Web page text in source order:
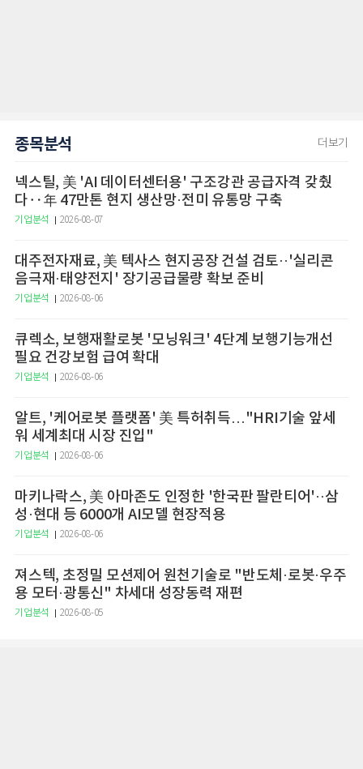
종목분석 더보기
넥스틸, 美 'AI 데이터센터용' 구조강관 공급자격 갖췄
다‥年 47만톤 현지 생산망·전미 유통망 구축
기업분석 2026-08-07
대주전자재료, 美 텍사스 현지공장 건설 검토··'실리콘
음극재·태양전지' 장기공급물량 확보 준비
기업분석 2026-08-06
큐렉소, 보행재활로봇 '모닝워크' 4단계 보행기능개선
필요 건강보험 급여 확대
기업분석 2026-08-06
알트, '케어로봇 플랫폼' 美 특허취득…"HRI기술 앞세
워 세계최대 시장 진입"
기업분석 2026-08-06
마키나락스, 美 아마존도 인정한 '한국판 팔란티어'··삼
성·현대 등 6000개 AI모델 현장적용
기업분석 2026-08-06
져스텍, 초정밀 모션제어 원천기술로 "반도체·로봇·우주
용 모터·광통신" 차세대 성장동력 재편
기업분석 2026-08-05